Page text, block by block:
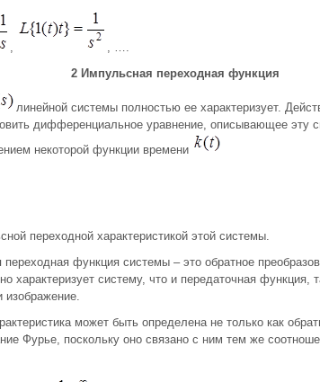
,
, ….
2 Импульсная переходная функция
линейной системы полностью ее характеризует.
дифференциальное уравнение, описывающее эту
некоторой функции времени
переходной характеристикой этой системы.
функция системы – это обратное
характеризует систему, что и передаточная функция,
изображение.
может быть определена не только как
Фурье, поскольку оно связано с ним тем же